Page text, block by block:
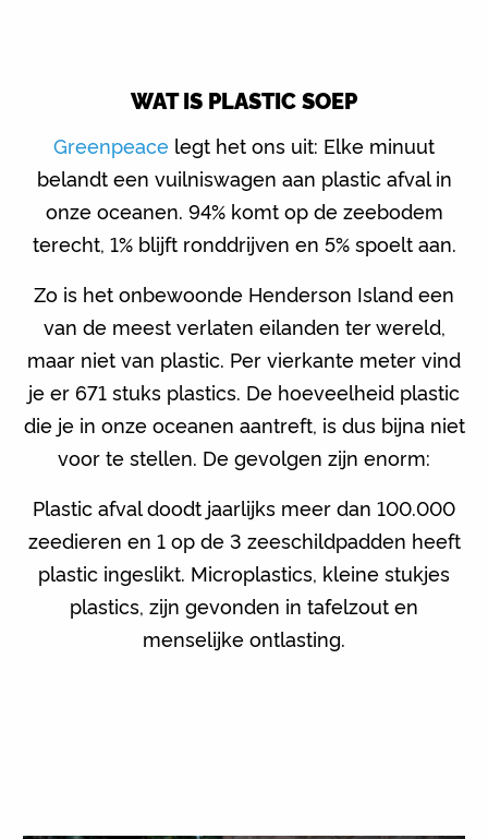
WAT IS PLASTIC SOEP
Greenpeace legt het ons uit: Elke minuut
belandt een vuilniswagen aan plastic afval in
onze oceanen. 94% komt op de zeebodem
terecht, 1% blijft ronddrijven en 5% spoelt aan.
Zo is het onbewoonde Henderson Island een
van de meest verlaten eilanden ter wereld,
maar niet van plastic. Per vierkante meter vind
je er 671 stuks plastics. De hoeveelheid plastic
die je in onze oceanen aantreft, is dus bijna niet
voor te stellen. De gevolgen zijn enorm:
Plastic afval doodt jaarlijks meer dan 100.000
zeedieren en 1 op de 3 zeeschildpadden heeft
plastic ingeslikt. Microplastics, kleine stukjes
plastics, zijn gevonden in tafelzout en
menselijke ontlasting.